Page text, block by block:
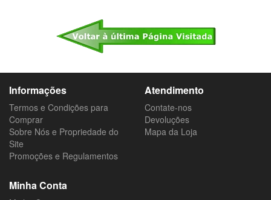
Informações
Termos e Condições para
Comprar
Sobre Nós e Propriedade do
Site
Promoções e Regulamentos
Atendimento
Contate-nos
Devoluções
Mapa da Loja
Minha Conta